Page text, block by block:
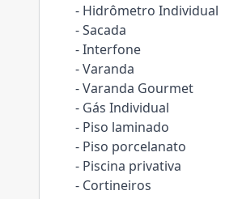
- Hidrômetro Individual
- Sacada
- Interfone
- Varanda
- Varanda Gourmet
- Gás Individual
- Piso laminado
- Piso porcelanato
- Piscina privativa
- Cortineiros